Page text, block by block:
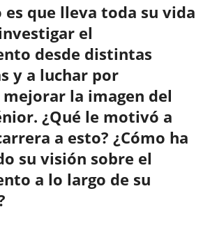
es que lleva toda su vida
el
desde distintas
y a luchar por
la imagen del
¿Qué le motivó a
a esto? ¿Cómo ha
su visión sobre el
a lo largo de su